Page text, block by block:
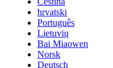
hrvatski
Português
Lietuvių
Bai Miaowen
Norsk
Deutsch